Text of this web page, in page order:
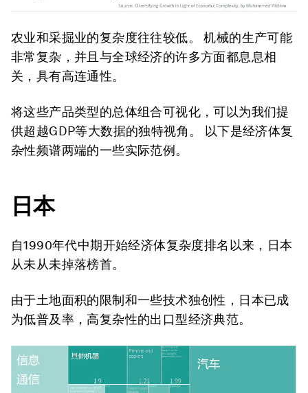
农业和采掘业的复杂度往往较低。 机械的生产可能
非常复杂，并且与全球经济的许多方面都息息相
关，具有高连通性。
将这些产品类型的总体组合可视化，可以为我们提
供超越GDP等大数据的独特视角。 以下是经济体复
杂性频谱两端的一些实际范例。
日本
自1990年代中期开始经济体复杂度排名以来，日本
从未从未掉落榜首。
由于土地面积的限制和一些技术独创性，日本已成
为低普及率，高复杂性的出口型经济典范。